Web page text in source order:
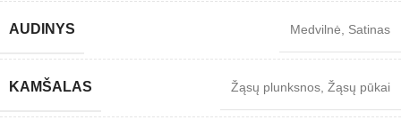
AUDINYS Medvilnė Satinas
KAMŠALAS Žąsų plunksnos Žąsų pūkai